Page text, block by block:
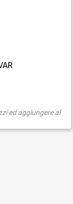
ed aggiungere al